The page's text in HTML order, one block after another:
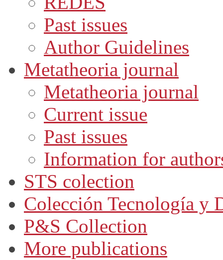
Past issues
Author Guidelines
Metatheoria journal
Metatheoria journal
Current issue
Past issues
Information for
STS colection
Colección Tecnología y
P&S Collection
More publications